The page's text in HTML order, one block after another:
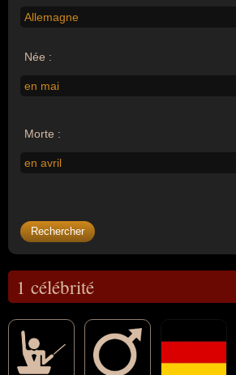
Allemagne
Née :
en mai
Morte :
en avril
1 célébrité